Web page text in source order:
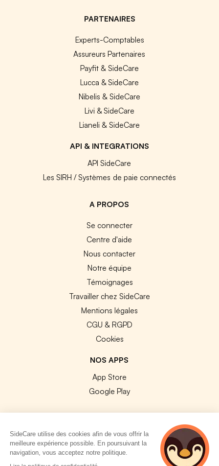
PARTENAIRES
Experts-Comptables
Assureurs Partenaires
Payfit & SideCare
Lucca & SideCare
Nibelis & SideCare
Livi & SideCare
Lianeli & SideCare
API & INTEGRATIONS
API SideCare
Les SIRH / Systèmes de paie connectés
A PROPOS
Se connecter
Centre d'aide
Nous contacter
Notre équipe
Témoignages
Travailler chez SideCare
Mentions légales
CGU & RGPD
Cookies
NOS APPS
App Store
Google Play
© 2026 SideCare. Tous droits réservés.
SideCare utilise des cookies afin de vous offrir la
meilleure expérience possible. En poursuivant la
navigation, vous acceptez notre politique.
4 personnes